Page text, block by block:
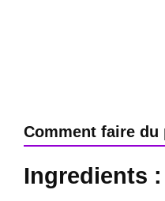
Comment faire
Ingredients :